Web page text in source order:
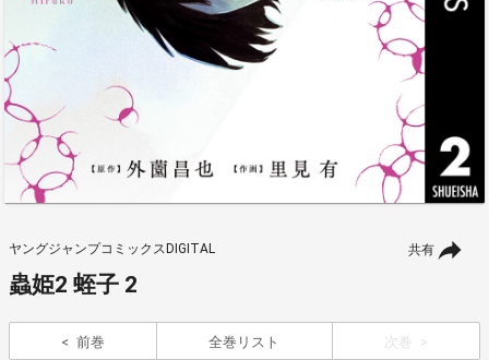
共有
ヤングジャンプコミックスDIGITAL
蟲姫2 蛭子 2
前巻 全巻リスト 次巻